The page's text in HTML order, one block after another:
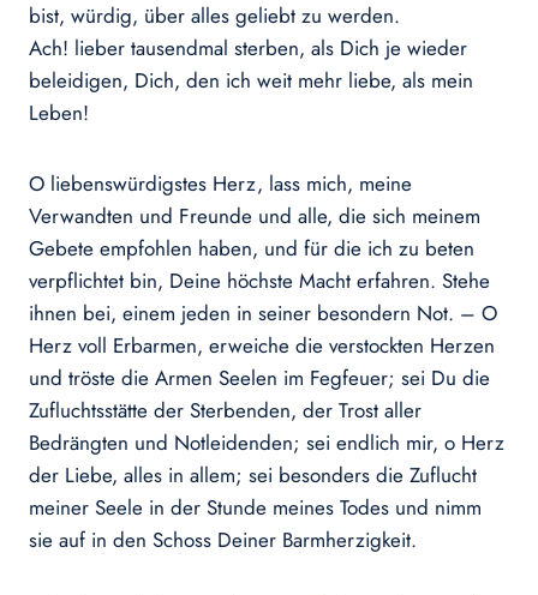
bist, würdig, über alles geliebt zu werden.
Ach! lieber tausendmal sterben, als Dich je wieder
beleidigen, Dich, den ich weit mehr liebe, als mein
Leben!
O liebenswürdigstes Herz, lass mich, meine
Verwandten und Freunde und alle, die sich meinem
Gebete empfohlen haben, und für die ich zu beten
verpflichtet bin, Deine höchste Macht erfahren. Stehe
ihnen bei, einem jeden in seiner besondern Not. – O
Herz voll Erbarmen, erweiche die verstockten Herzen
und tröste die Armen Seelen im Fegfeuer; sei Du die
Zufluchtsstätte der Sterbenden, der Trost aller
Bedrängten und Notleidenden; sei endlich mir, o Herz
der Liebe, alles in allem; sei besonders die Zuflucht
meiner Seele in der Stunde meines Todes und nimm
sie auf in den Schoss Deiner Barmherzigkeit.